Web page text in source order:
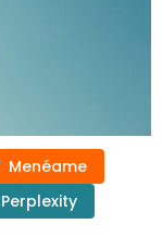
Menéame
Perplexity